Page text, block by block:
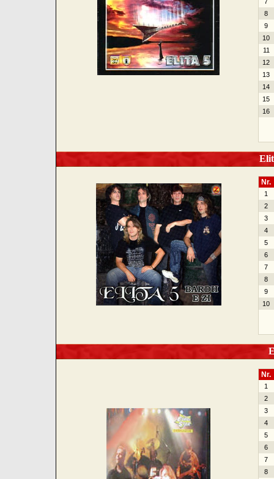
8
9
10
11
12
13
14
15
16
Nr.
1
2
3
4
5
6
7
8
9
10
Nr.
1
2
3
4
5
6
7
8